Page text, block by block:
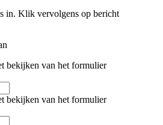
in. Klik vervolgens op bericht
bekijken van het formulier
bekijken van het formulier